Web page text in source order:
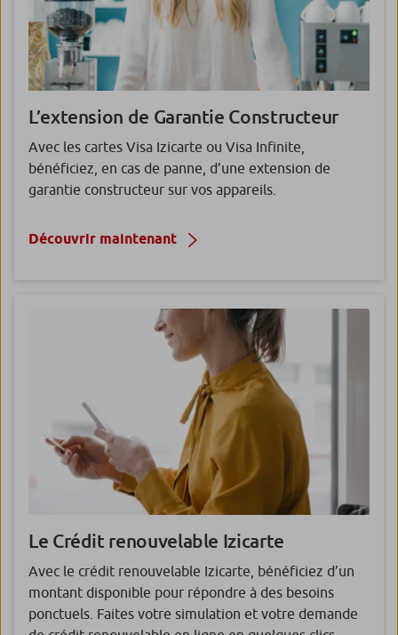
L’extension de Garantie Constructeur
Avec les cartes Visa Izicarte ou Visa Infinite,
bénéficiez, en cas de panne, d’une extension de
garantie constructeur sur vos appareils.
Découvrir maintenant
Le Crédit renouvelable Izicarte
Avec le crédit renouvelable Izicarte, bénéficiez d’un
montant disponible pour répondre à des besoins
ponctuels. Faites votre simulation et votre demande